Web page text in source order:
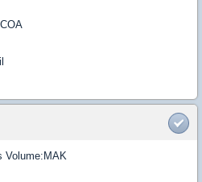
Volume:MAK